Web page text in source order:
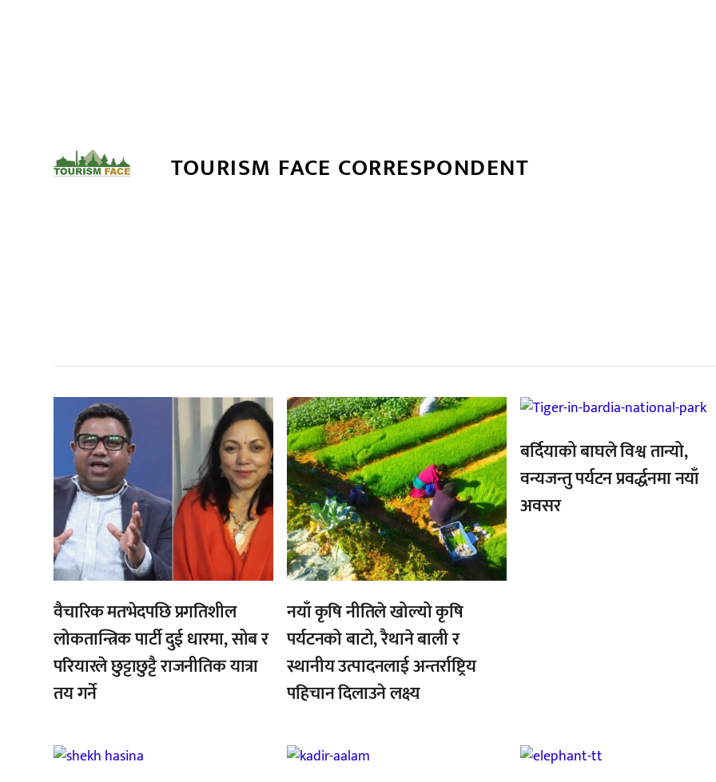
TOURISM FACE CORRESPONDENT
वैचारिक मतभेदपछि प्रगतिशील
लोकतान्त्रिक पार्टी दुई धारमा, सोब र
परियारले छुट्टाछुट्टै राजनीतिक यात्रा
तय गर्ने
,
नयाँ कृषि नीतिले खोल्यो कृषि
पर्यटनको बाटो, रैथाने बाली र
स्थानीय उत्पादनलाई अन्तर्राष्ट्रिय
पहिचान दिलाउने लक्ष्य
,
बर्दियाको बाघले विश्व तान्यो,
वन्यजन्तु पर्यटन प्रवर्द्धनमा नयाँ
अवसर
,, , ,